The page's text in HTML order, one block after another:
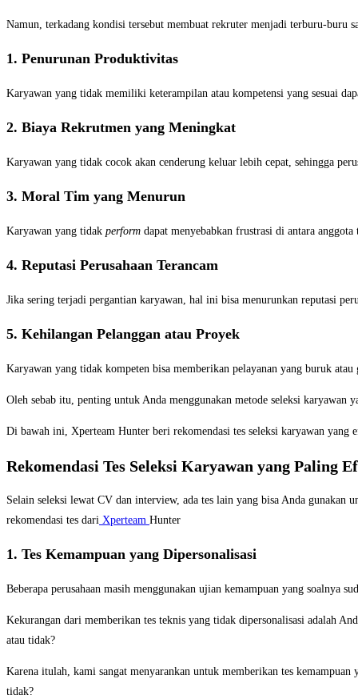
Namun, terkadang kondisi tersebut membuat rekruter menjadi terburu-
1. Penurunan Produktivitas
Karyawan yang tidak memiliki keterampilan atau kompetensi yang sesuai
2. Biaya Rekrutmen yang Meningkat
Karyawan yang tidak cocok akan cenderung keluar lebih cepat, sehingga
3. Moral Tim yang Menurun
Karyawan yang tidak perform dapat menyebabkan frustrasi di antara
4. Reputasi Perusahaan Terancam
Jika sering terjadi pergantian karyawan, hal ini bisa menurunkan reputasi
5. Kehilangan Pelanggan atau Proyek
Karyawan yang tidak kompeten bisa memberikan pelayanan yang buruk
Oleh sebab itu, penting untuk Anda menggunakan metode seleksi
Di bawah ini, Xperteam Hunter beri rekomendasi tes seleksi karyawan
Rekomendasi Tes Seleksi Karyawan yang Paling
Selain seleksi lewat CV dan interview, ada tes lain yang bisa Anda
rekomendasi tes dari Xperteam Hunter
1. Tes Kemampuan yang Dipersonalisasi
Beberapa perusahaan masih menggunakan ujian kemampuan yang soalnya
Kekurangan dari memberikan tes teknis yang tidak dipersonalisasi adalah
atau tidak?
Karena itulah, kami sangat menyarankan untuk memberikan tes
tidak?